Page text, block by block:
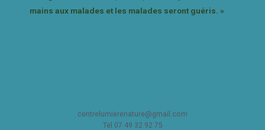
mains aux malades et les malades seront guéris. »
centrelumierenature@gmail.com
Tel 07 49 32 92 75